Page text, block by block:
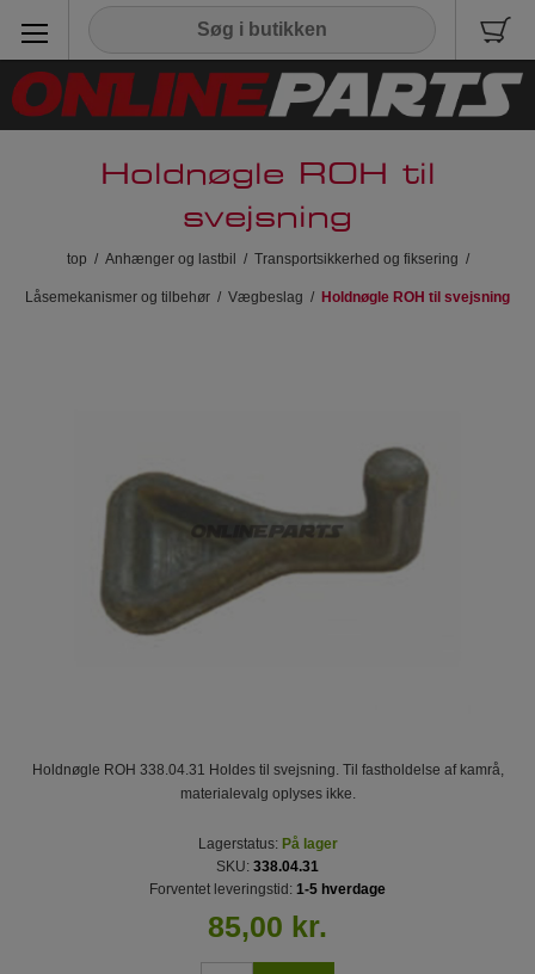
Holdnøgle ROH til
svejsning
top / Anhænger og lastbil / Transportsikkerhed og fiksering /
Låsemekanismer og tilbehør / Vægbeslag / Holdnøgle ROH til svejsning
Holdnøgle ROH 338.04.31 Holdes til svejsning. Til fastholdelse af kamrå,
materialevalg oplyses ikke.
Lagerstatus: På lager
SKU: 338.04.31
Forventet leveringstid: 1-5 hverdage
85,00 kr.